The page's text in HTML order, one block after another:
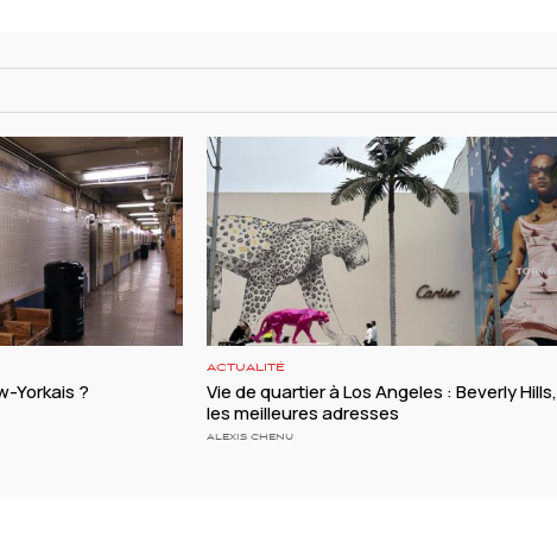
Yorkais ?
ACTUALITÉ
Vie de quartier à Los Angeles : Beverly Hills,
les meilleures adresses
ALEXIS CHENU